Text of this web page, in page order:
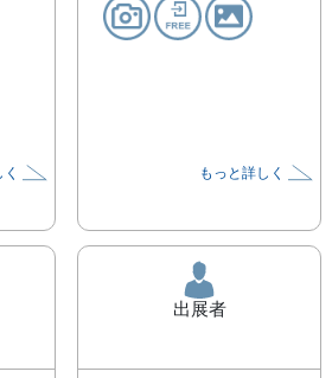
もっと詳しく
出展者